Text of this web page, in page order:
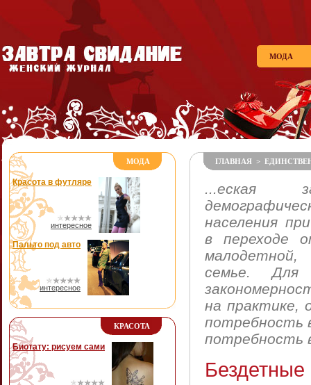
МОДА
МОДА
Красота в футляре
интересное
Пальто под авто
интересное
КРАСОТА
Биотату: рисуем сами
ГЛАВНАЯ >
...еская
населения
в переходе
семье.
на практике,
потребность
потребность
Бездетные